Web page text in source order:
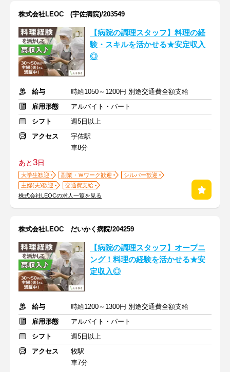
株式会社LEOC (宇佐病院)/203549
【病院の調理スタッフ】料理の経
験・スキルを活かせる★安定収入
◎
給与
時給1050～1200円 別途交通費全額支給
雇用形態
アルバイト・パート
シフト
週5日以上
アクセス
宇佐駅
車8分
あと3日
大学生歓迎 副業・Ｗワーク歓迎
シルバー歓迎
主婦(夫)歓迎
交通費支給
株式会社LEOCの求人一覧を見る
株式会社LEOC だいかく病院/204259
【病院の調理スタッフ】オープニ
ング！料理の経験を活かせる★安
定収入◎
給与
時給1200～1300円 別途交通費全額支給
雇用形態
アルバイト・パート
シフト
週5日以上
アクセス
牧駅
車7分